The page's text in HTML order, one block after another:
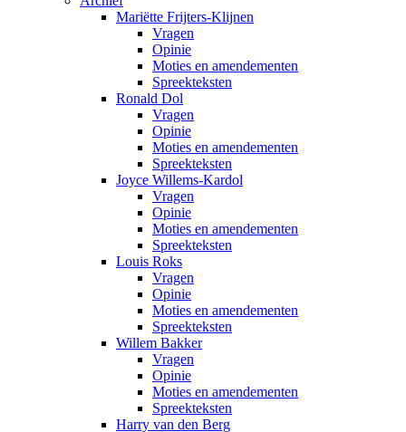
Mariëtte Frijters-Klijnen
Vragen
Opinie
Moties en amendementen
Spreekteksten
Ronald Dol
Vragen
Opinie
Moties en amendementen
Spreekteksten
Joyce Willems-Kardol
Vragen
Opinie
Moties en amendementen
Spreekteksten
Louis Roks
Vragen
Opinie
Moties en amendementen
Spreekteksten
Willem Bakker
Vragen
Opinie
Moties en amendementen
Spreekteksten
Harry van den Berg